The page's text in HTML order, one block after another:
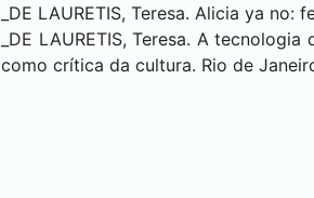
_DE LAURETIS, Teresa. Alicia ya
_DE LAURETIS, Teresa. A
como crítica da cultura. Rio de